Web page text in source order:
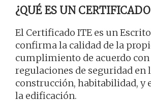
¿QUÉ ES UN
El Certificado ITE es un
confirma la calidad de la
cumplimiento de acuerdo con
regulaciones de seguridad en
construcción, habitabilidad, y
la edificación.